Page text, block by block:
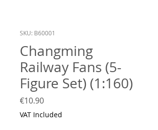
SKU: B60001
Changming
Railway Fans (5-
Figure Set) (1:160)
€10.90Price
VAT Included